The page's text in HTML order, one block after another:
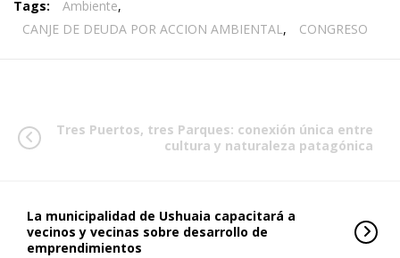
Tags: Ambiente,
CANJE DE DEUDA POR ACCION AMBIENTAL, CONGRESO
Tres Puertos, tres Parques: conexión única entre
cultura y naturaleza patagónica
La municipalidad de Ushuaia capacitará a
vecinos y vecinas sobre desarrollo de
emprendimientos